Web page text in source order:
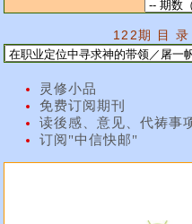
122期 目
灵修小品
免费订阅期刊
读後感、意见、代祷事
订阅"中信快邮"